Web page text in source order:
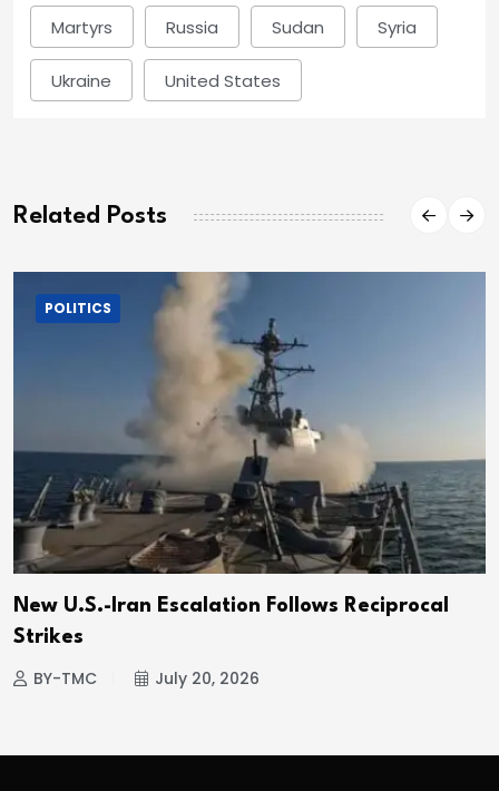
Martyrs Russia Sudan Syria
Ukraine United States
Related Posts
POLITICS
New U.S.-Iran Escalation Follows Reciprocal
Strikes
BY-TMC July 20, 2026